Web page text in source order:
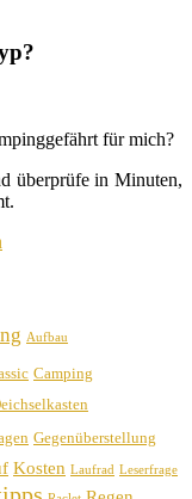
für mich?
überprüfe in Minuten,
Aufbau
Camping
Gegenüberstellung
Kosten Laufrad Leserfrage